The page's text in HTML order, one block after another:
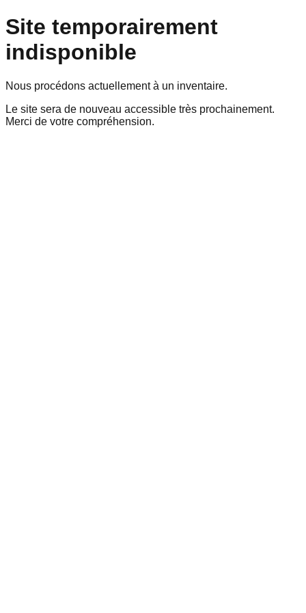
Site temporairement
indisponible
Nous procédons actuellement à un inventaire.
Le site sera de nouveau accessible très prochainement.
Merci de votre compréhension.